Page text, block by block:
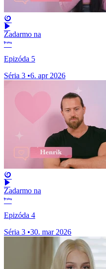
Zadarmo na
Epizóda 5
Séria 3 •6. apr 2026
Zadarmo na
Epizóda 4
Séria 3 •30. mar 2026